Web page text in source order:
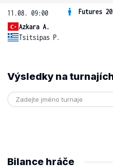
11.08. 09:00 Futures
Azkara A.
Tsitsipas P.
Výsledky na
Bilance hráče